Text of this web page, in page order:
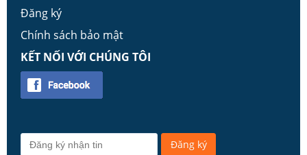
Đăng ký
Chính sách bảo mật
KẾT NỐI VỚI CHÚNG TÔI